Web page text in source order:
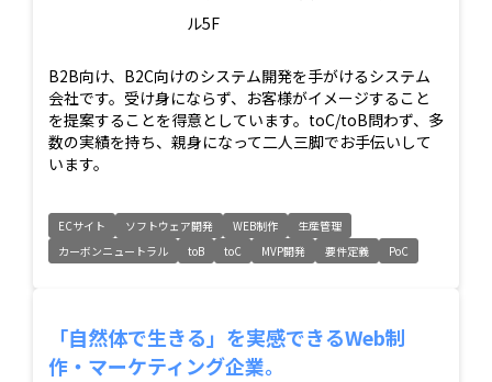
ル5F
B2B向け、B2C向けのシステム開発を手がけるシステム
会社です。受け身にならず、お客様がイメージすること
を提案することを得意としています。toC/toB問わず、多
数の実績を持ち、親身になって二人三脚でお手伝いして
います。
ECサイト ソフトウェア開発 WEB制作
生産管理
カーボンニュートラル
toB toC MVP開発 要件定義 PoC
「自然体で生きる」を実感できるWeb制
作・マーケティング企業。